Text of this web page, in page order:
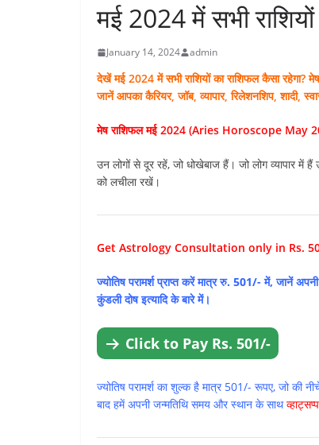
मई 2024 में सभी
January 14, 2024 admin
देखें मई 2024 में सभी राशियों का राशिफल कैसा
जानें आपका कैरियर, जॉब, व्यापार, रिलेशनशिप, शादी,
मेष राशिफल मई 2024 (Aries Horoscope May
उन लोगों से दूर रहें, जो धोखेबाज हैं। जो लोग व्यापार में हैं
को लचीला रखें।
Get Astrology Consultation only in Rs.
ज्योतिष परामर्श प्राप्त करें मात्र रु. 501/- में, जानें
कुंडली दोष इत्यादि के बारे में।
Click to Pay Rs. 501/-
ज्योतिष परामर्श का शुल्क है मात्र 501/- रूपए, जो
बाद हमें अपनी जन्मतिथि समय और स्थान के साथ